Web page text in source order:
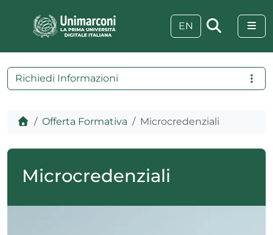
EN
Home
Offerta Formativa Microcredenziali
Microcredenziali
Richiedi Informazioni